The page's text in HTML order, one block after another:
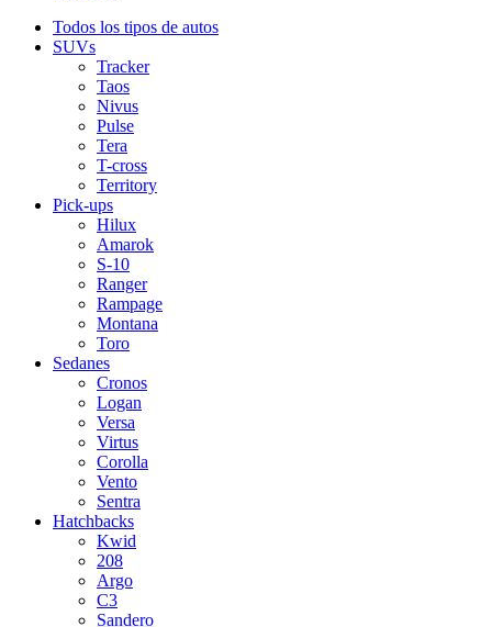
Todos los tipos de autos
SUVs
Tracker
Taos
Nivus
Pulse
Tera
T-cross
Territory
Pick-ups
Hilux
Amarok
S-10
Ranger
Rampage
Montana
Toro
Sedanes
Cronos
Logan
Versa
Virtus
Corolla
Vento
Sentra
Hatchbacks
Kwid
208
Argo
C3
Sandero